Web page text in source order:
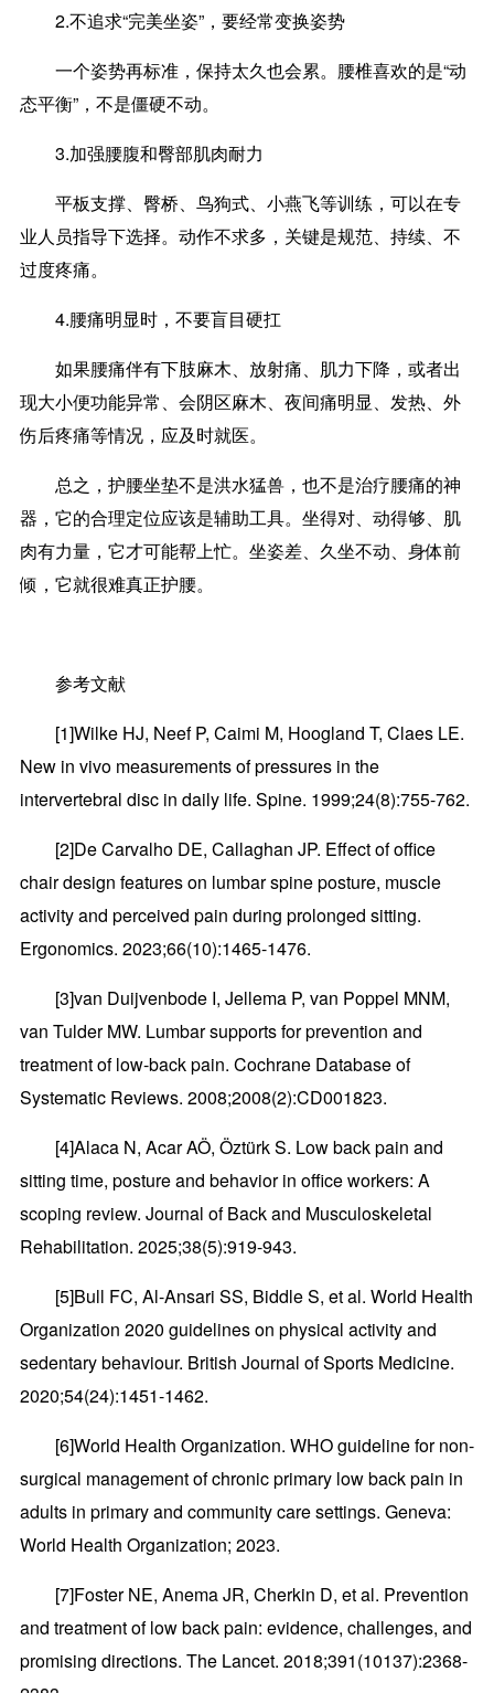
2.不追求“完美坐姿”，要经常变换姿势
一个姿势再标准，保持太久也会累。腰椎喜欢的是“动
态平衡”，不是僵硬不动。
3.加强腰腹和臀部肌肉耐力
平板支撑、臀桥、鸟狗式、小燕飞等训练，可以在专
业人员指导下选择。动作不求多，关键是规范、持续、不
过度疼痛。
4.腰痛明显时，不要盲目硬扛
如果腰痛伴有下肢麻木、放射痛、肌力下降，或者出
现大小便功能异常、会阴区麻木、夜间痛明显、发热、外
伤后疼痛等情况，应及时就医。
总之，护腰坐垫不是洪水猛兽，也不是治疗腰痛的神
器，它的合理定位应该是辅助工具。坐得对、动得够、肌
肉有力量，它才可能帮上忙。坐姿差、久坐不动、身体前
倾，它就很难真正护腰。
参考文献
[1]Wilke HJ, Neef P, Caimi M, Hoogland T, Claes LE.
New in vivo measurements of pressures in the
intervertebral disc in daily life. Spine. 1999;24(8):755-762.
[2]De Carvalho DE, Callaghan JP. Effect of office
chair design features on lumbar spine posture, muscle
activity and perceived pain during prolonged sitting.
Ergonomics. 2023;66(10):1465-1476.
[3]van Duijvenbode I, Jellema P, van Poppel MNM,
van Tulder MW. Lumbar supports for prevention and
treatment of low-back pain. Cochrane Database of
Systematic Reviews. 2008;2008(2):CD001823.
[4]Alaca N, Acar AÖ, Öztürk S. Low back pain and
sitting time, posture and behavior in office workers: A
scoping review. Journal of Back and Musculoskeletal
Rehabilitation. 2025;38(5):919-943.
[5]Bull FC, Al-Ansari SS, Biddle S, et al. World Health
Organization 2020 guidelines on physical activity and
sedentary behaviour. British Journal of Sports Medicine.
2020;54(24):1451-1462.
[6]World Health Organization. WHO guideline for non-
surgical management of chronic primary low back pain in
adults in primary and community care settings. Geneva:
World Health Organization; 2023.
[7]Foster NE, Anema JR, Cherkin D, et al. Prevention
and treatment of low back pain: evidence, challenges, and
promising directions. The Lancet. 2018;391(10137):2368-